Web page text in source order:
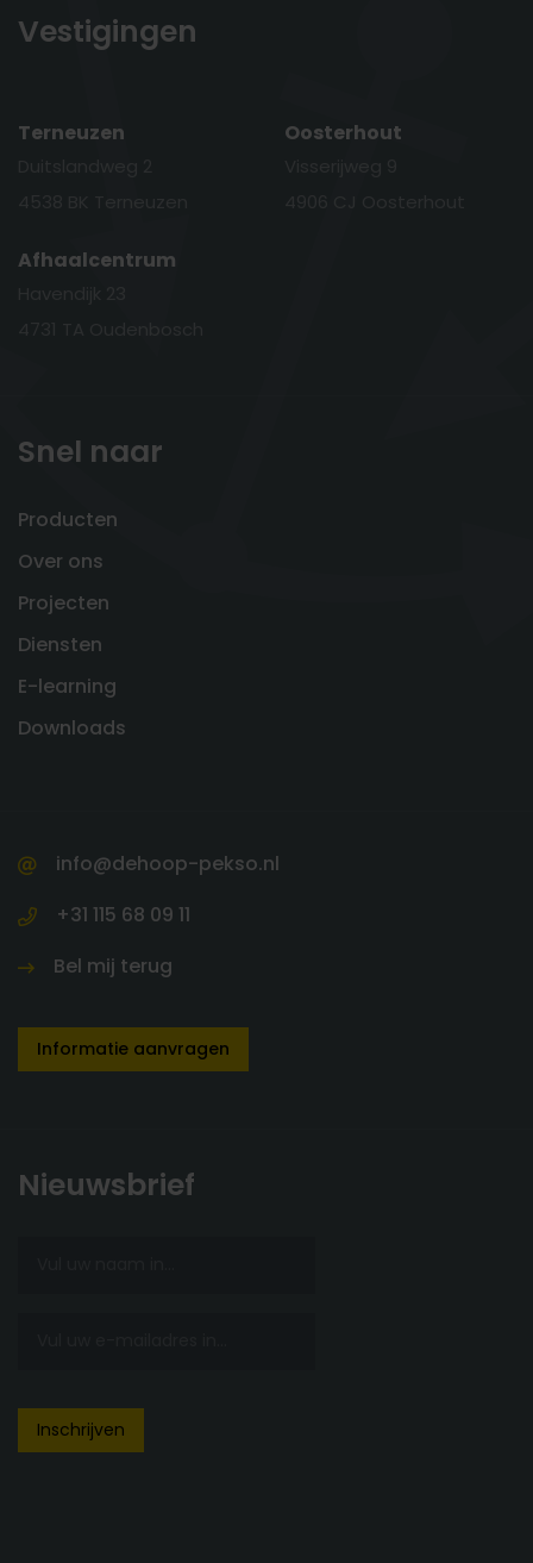
Vestigingen
Terneuzen Oosterhout
Afhaalcentrum
Snel naar
Producten
Over ons
Projecten
Diensten
E-learning
Downloads
info@dehoop-pekso.nl
+31 115 68 09 11
Bel mij terug
Informatie aanvragen
Nieuwsbrief